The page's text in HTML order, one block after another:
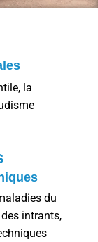
la
du
intrants,